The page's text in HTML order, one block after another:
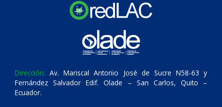
Dirección: Av. Mariscal Antonio José de Sucre N58-63 y
Fernández Salvador Edif. Olade – San Carlos, Quito –
Ecuador.